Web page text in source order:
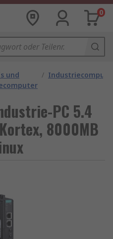
0
und
/
PC 5.4
8000MB